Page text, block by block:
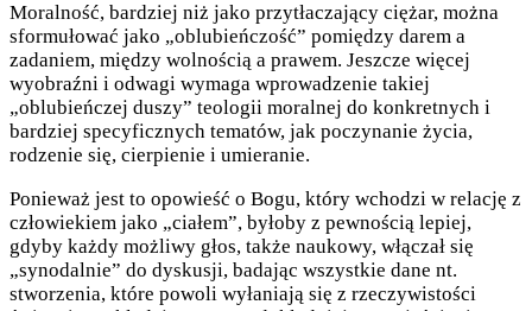
Moralność, bardziej niż jako przytłaczający ciężar, można
sformułować jako „oblubieńczość” pomiędzy darem a
zadaniem, między wolnością a prawem. Jeszcze więcej
wyobraźni i odwagi wymaga wprowadzenie takiej
„oblubieńczej duszy” teologii moralnej do konkretnych i
bardziej specyficznych tematów, jak poczynanie życia,
rodzenie się, cierpienie i umieranie.
Ponieważ jest to opowieść o Bogu, który wchodzi w relację z
człowiekiem jako „ciałem”, byłoby z pewnością lepiej,
gdyby każdy możliwy głos, także naukowy, włączał się
„synodalnie” do dyskusji, badając wszystkie dane nt.
stworzenia, które powoli wyłaniają się z rzeczywistości